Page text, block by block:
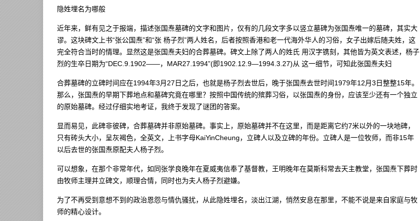
隐姓埋名为哪般
近年来，鲜有见之于报端，描述张国焘墓碑的文字和图片，仅有的几段文字多以竖立墓碑为张国焘唯一的墓碑，其实大
谬。这块碑文上书“张公国焘”和“张 杨子烈”两人姓名，后者按照香港和老一代海外华人的习俗，女子出嫁后随夫姓，这
完全符合当时的情理。显然这是张国焘夫妇的合葬墓碑。碑文上除了两人的姓氏 用汉字镌刻，其他皆为英文表述，杨子
烈的生卒日期为“DEC.9.1902——，MAR27.1994”(即1902.12.9—1994.3.27)从 这一细节，可知此张国焘夫妇
合葬墓碑的立碑时间应在1994年3月27日之后，也就是杨子烈去世后，晚于张国焘去世时间1979年12月3日整整15年。
那么，张国焘的早期下葬地点和墓碑究竟在哪里？按照中国传统的殡葬习俗，以张国焘的身份，应该至少还有一个独立
的原始墓碑。经过仔细实地考证，我终于发现了谜团的答案。
显而易见，此碑非彼碑，合葬墓碑并非原始墓碑。事实上，原始墓碑并不在这里，而是距离它约7米以外的一块地碑，
只有砖头大小，呈灰褐色，全英文，上书字母KaiYinCheung，立碑人以及立碑的年份。立碑人是一位牧师，而非15年
以后去世的张国焘原配夫人杨子烈。
可以想象，在那个非常年代，如同张学良晚年在夏威夷信奉了基督教，王明晚年在莫斯科常去天主教堂，张国焘下葬时
由牧师主理并立碑文，顺理合情，同时也为夫人杨子烈避嫌。
为了不再受到意想不到的政治恩怨与情仇骚扰，从此隐姓埋名，淡出江湖，悄然安息在那里，不能不说是来自家庭与牧
师的精心设计。